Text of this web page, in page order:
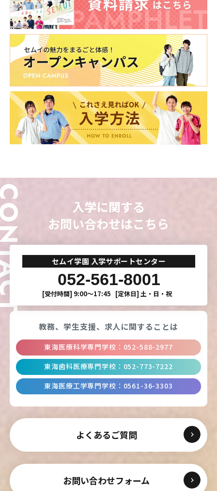
入学に関する
お問い合わせはこちら
セムイ学園 入学サポートセンター
052-561-8001
[受付時間] 9:00〜17:45 [定休日] 土・日・祝
よくあるご質問
お問い合わせフォーム
教務、学生支援、 求人に関することは
東海医療科学専門学校 ： 052-588-2977
東海歯科医療専門学校 ： 052-773-7222
東海医療工学専門学校 ： 0561-36-3303
東海医療科学
専門学校
東海歯科医療
専門学校
CLOSE
東海医療科学
専門学校
東海歯科医療
専門学校
CLOSE
東海医療科学
専門学校
東海歯科医療
専門学校
CLOSE
東海医療科学
専門学校
東海歯科医療
専門学校
CLOSE